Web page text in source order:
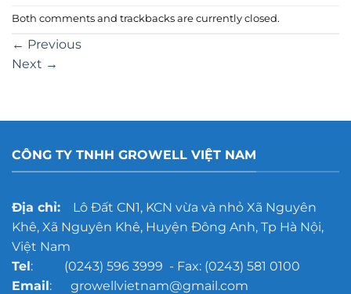
Both comments and trackbacks are currently closed.
← Previous
Next →
CÔNG TY TNHH GROWELL VIỆT NAM
Địa chỉ:Lô Đất CN1, KCN vừa và nhỏ Xã Nguyên
Khê, Xã Nguyên Khê, Huyện Đông Anh, Tp Hà Nội,
Việt Nam
Tel: (0243) 596 3999 - Fax: (0243) 581 0100
Email: growellvietnam@gmail.com